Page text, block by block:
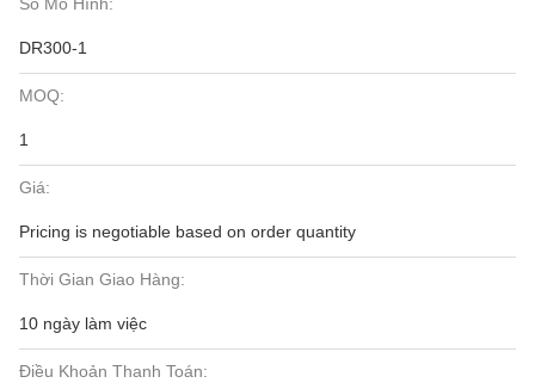
DR300-1
MOQ:
1
Giá:
Pricing is negotiable based on order quantity
Thời Gian Giao Hàng:
10 ngày làm việc
Điều Khoản Thanh Toán: